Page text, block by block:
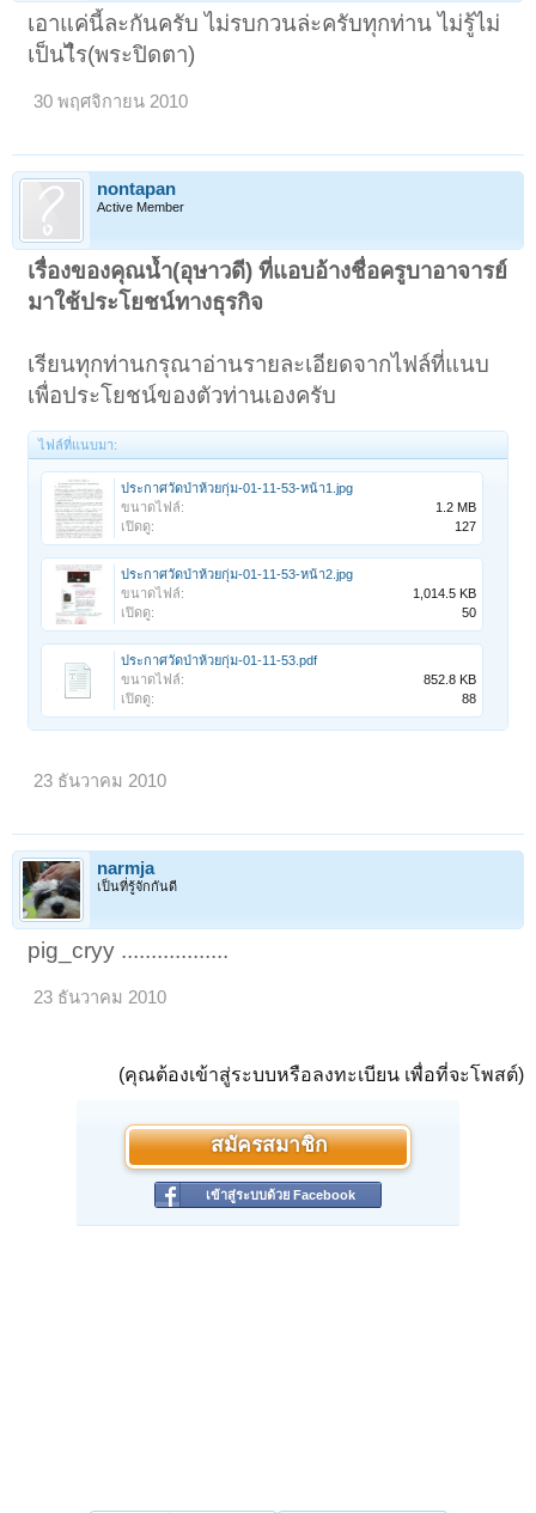
เอาแค่นี้ละกันครับ ไม่รบกวนล่ะครับทุกท่าน ไม่รู้ไม่
เป็นไีร(พระปิดตา)
30 พฤศจิกายน 2010
nontapan
Active Member
เรื่องของคุณน้ำ(อุษาวดี) ที่แอบอ้างชื่อครูบาอาจารย์
มาใช้ประโยชน์ทางธุรกิจ
เรียนทุกท่านกรุณาอ่านรายละเอียดจากไฟล์ที่แนบ
เพื่อประโยชน์ของตัวท่านเองครับ
ไฟล์ที่แนบมา:
ประกาศวัดป่าห้วยกุ่ม-01-11-53-หน้า1.jpg
ขนาดไฟล์:
1.2 MB
เปิดดู:
127
ประกาศวัดป่าห้วยกุ่ม-01-11-53-หน้า2.jpg
ขนาดไฟล์:
1,014.5 KB
เปิดดู:
50
ประกาศวัดป่าห้วยกุ่ม-01-11-53.pdf
ขนาดไฟล์:
852.8 KB
เปิดดู:
88
23 ธันวาคม 2010
narmja
เป็นที่รู้จักกันดี
pig_cryy ..................
23 ธันวาคม 2010
(คุณต้องเข้าสู่ระบบหรือลงทะเบียน เพื่อที่จะโพสต์)
สมัครสมาชิก
เข้าสู่ระบบด้วย Facebook